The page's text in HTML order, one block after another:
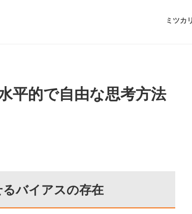
ミツカ
平的で自由な思考方法
バイアスの存在